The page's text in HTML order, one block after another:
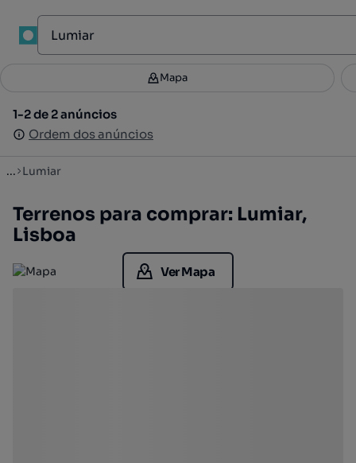
Filtros 2
1-2 de 2 anúncios
Ordem dos anúncios
Mapa
1-2 de 2 anúncios
Ordem dos anúncios
... Lumiar
Terrenos para comprar: Lumiar,
Lisboa
Ver Mapa